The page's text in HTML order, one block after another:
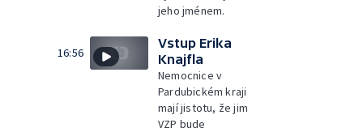
jeho jménem.
16:56
Vstup Erika
Knajfla
Nemocnice v
Pardubickém kraji
mají jistotu, že jim
VZP bude